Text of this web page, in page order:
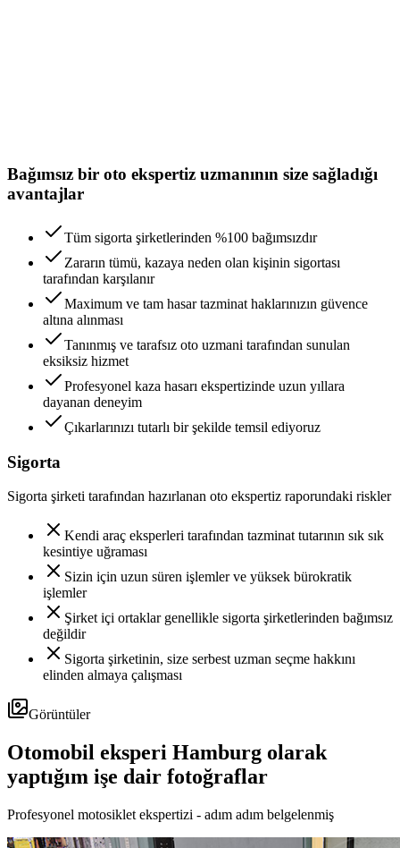
Bağımsız bir oto ekspertiz uzmanının size sağladığı
avantajlar
Tüm sigorta şirketlerinden %100 bağımsızdır
Zararın tümü, kazaya neden olan kişinin sigortası
tarafından karşılanır
Maximum ve tam hasar tazminat haklarınızın güvence
altına alınması
Tanınmış ve tarafsız oto uzmani tarafından sunulan
eksiksiz hizmet
Profesyonel kaza hasarı ekspertizinde uzun yıllara
dayanan deneyim
Çıkarlarınızı tutarlı bir şekilde temsil ediyoruz
Sigorta
Sigorta şirketi tarafından hazırlanan oto ekspertiz raporundaki riskler
Kendi araç eksperleri tarafından tazminat tutarının sık sık
kesintiye uğraması
Sizin için uzun süren işlemler ve yüksek bürokratik
işlemler
Şirket içi ortaklar genellikle sigorta şirketlerinden bağımsız
değildir
Sigorta şirketinin, size serbest uzman seçme hakkını
elinden almaya çalışması
Görüntüler
Otomobil eksperi Hamburg olarak
yaptığım işe dair fotoğraflar
Profesyonel motosiklet ekspertizi - adım adım belgelenmiş